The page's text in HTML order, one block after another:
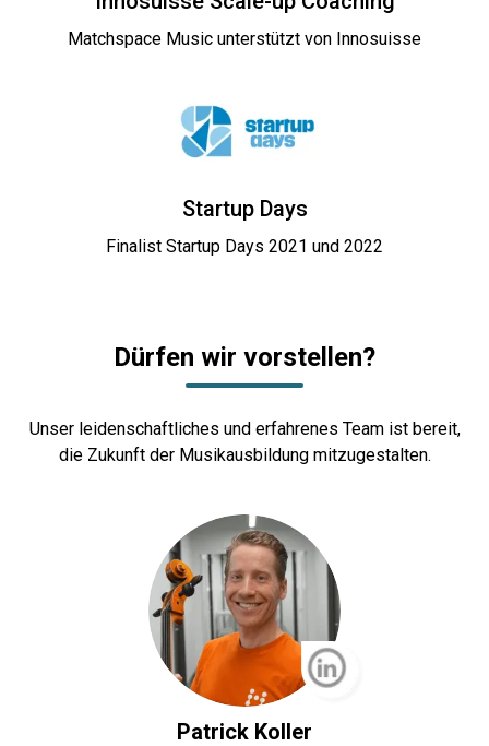
Matchspace Music unterstützt von Innosuisse
Startup Days
Finalist Startup Days 2021 und 2022
Dürfen wir vorstellen?
Unser leidenschaftliches und erfahrenes Team ist bereit,
die Zukunft der Musikausbildung mitzugestalten.
Patrick Koller